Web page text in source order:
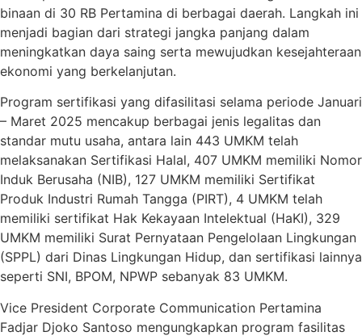
binaan di 30 RB Pertamina di berbagai daerah. Langkah ini
menjadi bagian dari strategi jangka panjang dalam
meningkatkan daya saing serta mewujudkan kesejahteraan
ekonomi yang berkelanjutan.
Program sertifikasi yang difasilitasi selama periode Januari
– Maret 2025 mencakup berbagai jenis legalitas dan
standar mutu usaha, antara lain 443 UMKM telah
melaksanakan Sertifikasi Halal, 407 UMKM memiliki Nomor
Induk Berusaha (NIB), 127 UMKM memiliki Sertifikat
Produk Industri Rumah Tangga (PIRT), 4 UMKM telah
memiliki sertifikat Hak Kekayaan Intelektual (HaKI), 329
UMKM memiliki Surat Pernyataan Pengelolaan Lingkungan
(SPPL) dari Dinas Lingkungan Hidup, dan sertifikasi lainnya
seperti SNI, BPOM, NPWP sebanyak 83 UMKM.
Vice President Corporate Communication Pertamina
Fadjar Djoko Santoso mengungkapkan program fasilitas